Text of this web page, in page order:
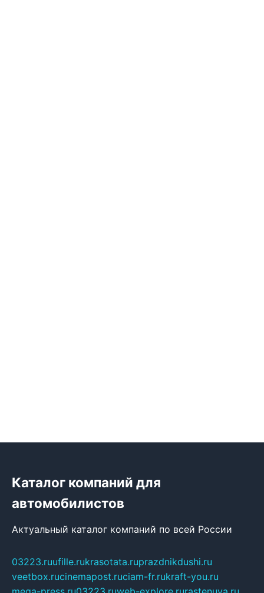
Каталог компаний для
автомобилистов
Актуальный каталог компаний по всей России
03223.ruufille.rukrasotata.ruprazdnikdushi.ru
veetbox.rucinemapost.ruciam-fr.rukraft-you.ru